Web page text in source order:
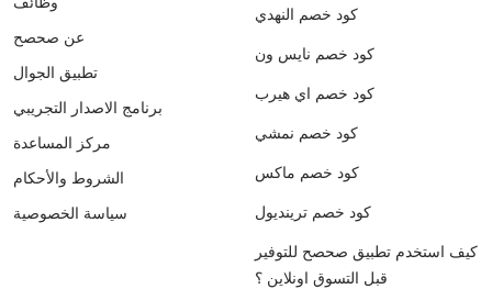
عن صحصح
تطبيق الجوال
برنامج الاصدار التجريبي
مركز المساعدة
الشروط والأحكام
سياسة الخصوصية
كود خصم النهدي
كود خصم نايس ون
كود خصم اي هيرب
كود خصم نمشي
كود خصم ماكس
كود خصم ترينديول
كيف استخدم تطبيق صحصح للتوفير
قبل التسوق اونلاين ؟